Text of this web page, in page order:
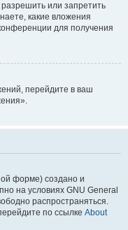
или запретить
какие вложения
для получения
перейдите в ваш
форме) создано и
на условиях GNU General
распространяться.
по ссылке About